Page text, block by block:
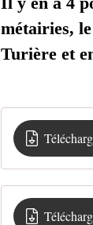
métairies,
Turière et